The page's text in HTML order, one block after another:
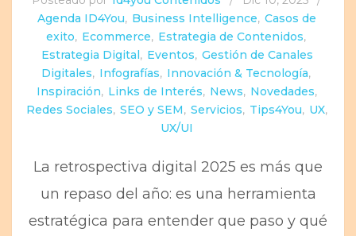
Agenda ID4You, Business Intelligence, Casos de
exito, Ecommerce, Estrategia de Contenidos,
Estrategia Digital, Eventos, Gestión de Canales
Digitales, Infografías, Innovación & Tecnología,
Inspiración, Links de Interés, News, Novedades,
Redes Sociales, SEO y SEM, Servicios, Tips4You, UX,
UX/UI
La retrospectiva digital 2025 es más que
un repaso del año: es una herramienta
estratégica para entender que paso y qué